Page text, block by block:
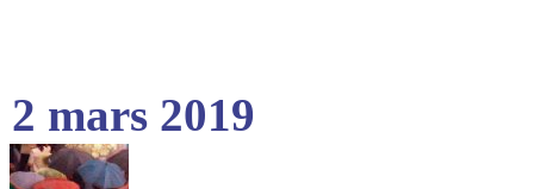
2 mars 2019